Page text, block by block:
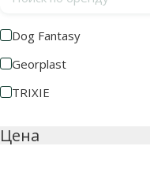
Dog Fantasy
Georplast
TRIXIE
Цена